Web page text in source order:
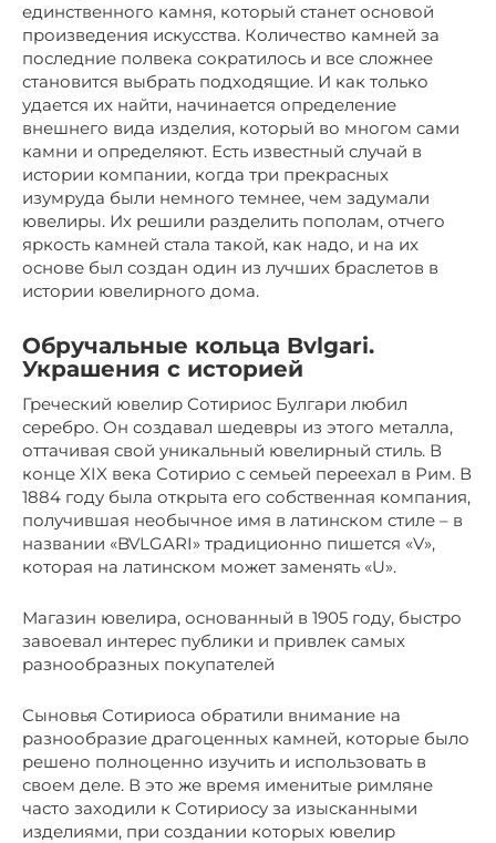
единственного камня, который станет основой
произведения искусства. Количество камней за
последние полвека сократилось и все сложнее
становится выбрать подходящие. И как только
удается их найти, начинается определение
внешнего вида изделия, который во многом сами
камни и определяют. Есть известный случай в
истории компании, когда три прекрасных
изумруда были немного темнее, чем задумали
ювелиры. Их решили разделить пополам, отчего
яркость камней стала такой, как надо, и на их
основе был создан один из лучших браслетов в
истории ювелирного дома.
Обручальные кольца Bvlgari.
Украшения с историей
Греческий ювелир Сотириос Булгари любил
серебро. Он создавал шедевры из этого металла,
оттачивая свой уникальный ювелирный стиль. В
конце XIX века Сотирио с семьей переехал в Рим. В
1884 году была открыта его собственная компания,
получившая необычное имя в латинском стиле – в
названии «BVLGARI» традиционно пишется «V»,
которая на латинском может заменять «U».
Магазин ювелира, основанный в 1905 году, быстро
завоевал интерес публики и привлек самых
разнообразных покупателей
Сыновья Сотириоса обратили внимание на
разнообразие драгоценных камней, которые было
решено полноценно изучить и использовать в
своем деле. В это же время именитые римляне
часто заходили к Сотириосу за изысканными
изделиями, при создании которых ювелир